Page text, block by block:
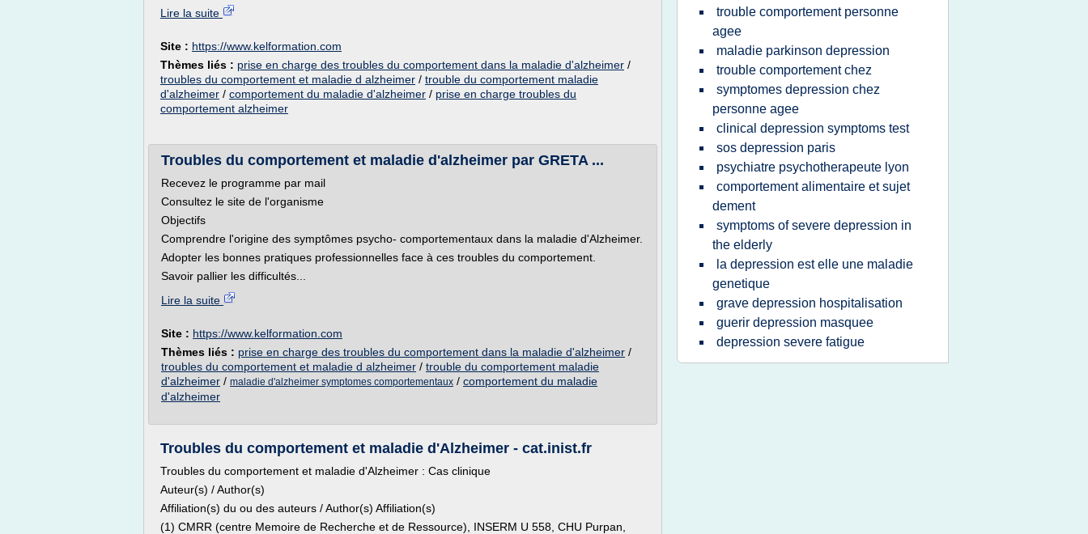
Lire la suite
Site : https://www.kelformation.com
Thèmes liés : prise en charge des troubles du comportement dans la maladie d'alzheimer /
troubles du comportement et maladie d alzheimer / trouble du comportement maladie
d'alzheimer / comportement du maladie d'alzheimer / prise en charge troubles du
comportement alzheimer
Troubles du comportement et maladie d'alzheimer par GRETA ...
Recevez le programme par mail
Consultez le site de l'organisme
Objectifs
Comprendre l'origine des symptômes psycho- comportementaux dans la maladie d'Alzheimer.
Adopter les bonnes pratiques professionnelles face à ces troubles du comportement.
Savoir pallier les difficultés...
Lire la suite
Site : https://www.kelformation.com
Thèmes liés : prise en charge des troubles du comportement dans la maladie d'alzheimer /
troubles du comportement et maladie d alzheimer / trouble du comportement maladie
d'alzheimer / maladie d'alzheimer symptomes comportementaux / comportement du maladie
d'alzheimer
Troubles du comportement et maladie d'Alzheimer - cat.inist.fr
Troubles du comportement et maladie d'Alzheimer : Cas clinique
Auteur(s) / Author(s)
Affiliation(s) du ou des auteurs / Author(s) Affiliation(s)
(1) CMRR (centre Memoire de Recherche et de Ressource), INSERM U 558, CHU Purpan,
trouble comportement personne
agee
maladie parkinson depression
trouble comportement chez
symptomes depression chez
personne agee
clinical depression symptoms test
sos depression paris
psychiatre psychotherapeute lyon
comportement alimentaire et sujet
dement
symptoms of severe depression in
the elderly
la depression est elle une maladie
genetique
grave depression hospitalisation
guerir depression masquee
depression severe fatigue